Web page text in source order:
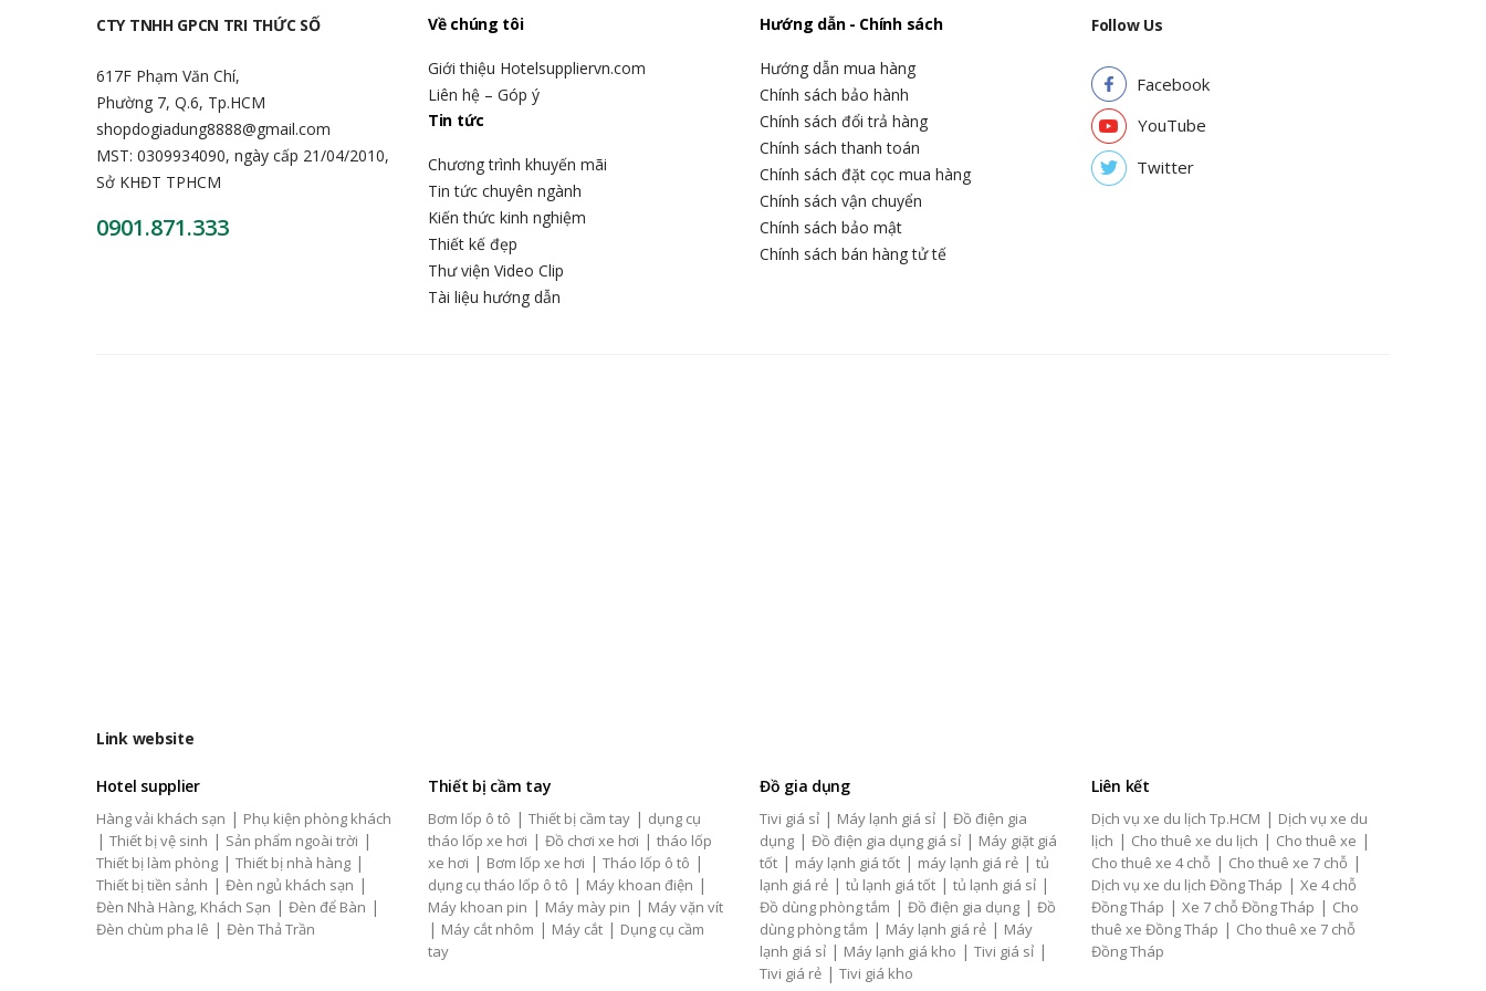
CTY TNHH GPCN TRI THỨC SỐ
617F Phạm Văn Chí,
Phường 7, Q.6, Tp.HCM
shopdogiadung8888@gmail.com
MST: 0309934090, ngày cấp 21/04/2010,
Sở KHĐT TPHCM
0901.871.333
Về chúng tôi
Giới thiệu Hotelsuppliervn.com
Liên hệ – Góp ý
Tin tức
Chương trình khuyến mãi
Tin tức chuyên ngành
Kiến thức kinh nghiệm
Thiết kế đẹp
Thư viện Video Clip
Tài liệu hướng dẫn
Hướng dẫn - Chính sách
Hướng dẫn mua hàng
Chính sách bảo hành
Chính sách đổi trả hàng
Chính sách thanh toán
Chính sách đặt cọc mua hàng
Chính sách vận chuyển
Chính sách bảo mật
Chính sách bán hàng tử tế
Follow Us
Facebook
YouTube
Twitter
Link website
Hotel supplier
Hàng vải khách sạn | Phụ kiện phòng khách
| Thiết bị vệ sinh | Sản phẩm ngoài trời |
Thiết bị làm phòng | Thiết bị nhà hàng |
Thiết bị tiền sảnh | Đèn ngủ khách sạn |
Đèn Nhà Hàng, Khách Sạn | Đèn để Bàn |
Đèn chùm pha lê | Đèn Thả Trần
Thiết bị cầm tay
Bơm lốp ô tô | Thiết bị cầm tay | dụng cụ
tháo lốp xe hơi | Đồ chơi xe hơi | tháo lốp
xe hơi | Bơm lốp xe hơi | Tháo lốp ô tô |
dụng cụ tháo lốp ô tô | Máy khoan điện |
Máy khoan pin | Máy mày pin | Máy vặn vít
| Máy cắt nhôm | Máy cắt | Dụng cụ cầm
tay
Đồ gia dụng
Tivi giá sỉ | Máy lạnh giá sỉ | Đồ điện gia
dụng | Đồ điện gia dụng giá sỉ | Máy giặt giá
tốt | máy lạnh giá tốt | máy lạnh giá rẻ | tủ
lạnh giá rẻ | tủ lạnh giá tốt | tủ lạnh giá sỉ |
Đồ dùng phòng tắm | Đồ điện gia dụng | Đồ
dùng phòng tắm | Máy lạnh giá rẻ | Máy
lạnh giá sỉ | Máy lạnh giá kho | Tivi giá sỉ |
Tivi giá rẻ | Tivi giá kho
Liên kết
Dịch vụ xe du lịch Tp.HCM | Dịch vụ xe du
lịch | Cho thuê xe du lịch | Cho thuê xe |
Cho thuê xe 4 chỗ | Cho thuê xe 7 chỗ |
Dịch vụ xe du lịch Đồng Tháp | Xe 4 chỗ
Đồng Tháp | Xe 7 chỗ Đồng Tháp | Cho
thuê xe Đồng Tháp | Cho thuê xe 7 chỗ
Đồng Tháp